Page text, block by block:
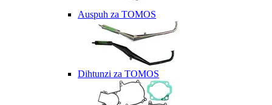
Auspuh za TOMOS
Dihtunzi za TOMOS